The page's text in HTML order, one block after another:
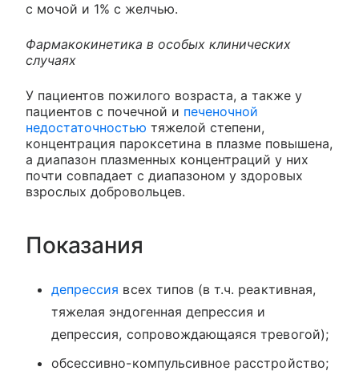
с мочой и 1% с желчью.
Фармакокинетика в особых клинических
случаях
У пациентов пожилого возраста, а также у
пациентов с почечной и печеночной
недостаточностью тяжелой степени,
концентрация пароксетина в плазме повышена,
а диапазон плазменных концентраций у них
почти совпадает с диапазоном у здоровых
взрослых добровольцев.
Показания
депрессия всех типов (в т.ч. реактивная,
тяжелая эндогенная депрессия и
депрессия, сопровождающаяся тревогой);
обсессивно-компульсивное расстройство;